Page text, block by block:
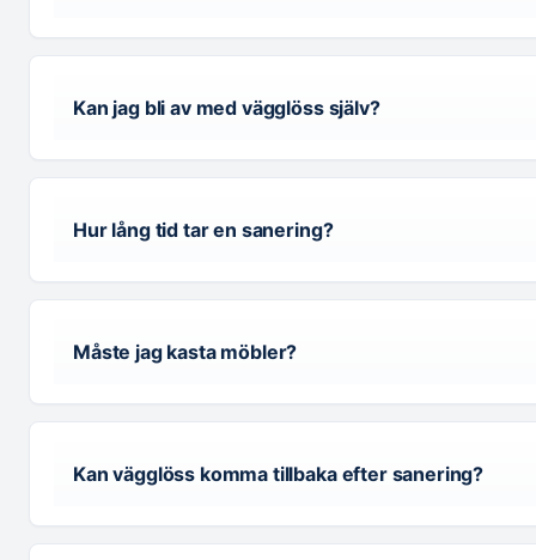
Kan jag bli av med vägglöss själv?
Hur lång tid tar en sanering?
Måste jag kasta möbler?
Kan vägglöss komma tillbaka efter sanering?